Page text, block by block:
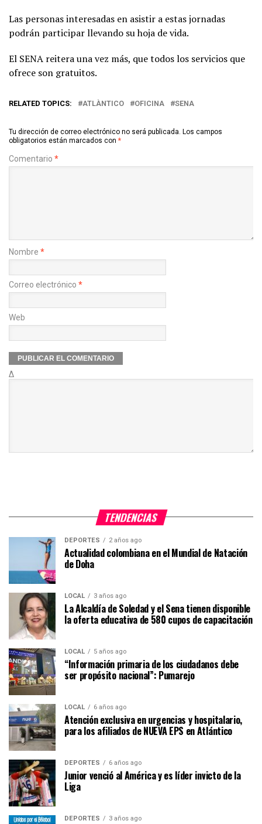
Las personas interesadas en asistir a estas jornadas
podrán participar llevando su hoja de vida.
El SENA reitera una vez más, que todos los servicios que
ofrece son gratuitos.
RELATED TOPICS: ATLÀNTICO OFICINA SENA
Tu dirección de correo electrónico no será publicada. Los campos
obligatorios están marcados con *
Comentario *
Nombre *
Correo electrónico *
Web
Δ
TENDENCIAS
DEPORTES 2 años ago
Actualidad colombiana en el Mundial de Natación
de Doha
LOCAL 3 años ago
La Alcaldía de Soledad y el Sena tienen disponible
la oferta educativa de 580 cupos de capacitación
LOCAL 5 años ago
“Información primaria de los ciudadanos debe
ser propósito nacional”: Pumarejo
LOCAL 6 años ago
Atención exclusiva en urgencias y hospitalario,
para los afiliados de NUEVA EPS en Atlántico
DEPORTES 6 años ago
Junior venció al América y es líder invicto de la
Liga
DEPORTES 3 años ago